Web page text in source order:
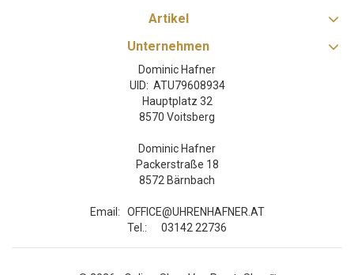
Artikel
Unternehmen
Dominic Hafner
UID: ATU79608934
Hauptplatz 32
8570 Voitsberg
Dominic Hafner
Packerstraße 18
8572 Bärnbach
Email: OFFICE@UHRENHAFNER.AT
Tel.: 03142 22736